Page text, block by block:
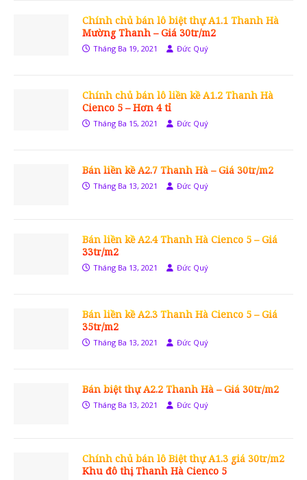
Chính chủ bán lô biệt thự A1.1 Thanh Hà
Mường Thanh – Giá 30tr/m2
Tháng Ba 19, 2021 Đức Quý
Chính chủ bán lô liền kề A1.2 Thanh Hà
Cienco 5 – Hơn 4 tỉ
Tháng Ba 15, 2021 Đức Quý
Bán liền kề A2.7 Thanh Hà – Giá 30tr/m2
Tháng Ba 13, 2021 Đức Quý
Bán liền kề A2.4 Thanh Hà Cienco 5 – Giá
33tr/m2
Tháng Ba 13, 2021 Đức Quý
Bán liền kề A2.3 Thanh Hà Cienco 5 – Giá
35tr/m2
Tháng Ba 13, 2021 Đức Quý
Bán biệt thự A2.2 Thanh Hà – Giá 30tr/m2
Tháng Ba 13, 2021 Đức Quý
Chính chủ bán lô Biệt thự A1.3 giá 30tr/m2
Khu đô thị Thanh Hà Cienco 5